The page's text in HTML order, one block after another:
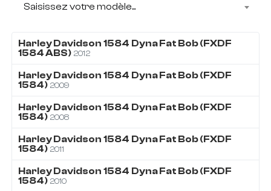
Saisissez votre modèle...
Harley Davidson 1584 Dyna Fat Bob (FXDF
1584 ABS) 2012
Harley Davidson 1584 Dyna Fat Bob (FXDF
1584) 2009
Harley Davidson 1584 Dyna Fat Bob (FXDF
1584) 2008
Harley Davidson 1584 Dyna Fat Bob (FXDF
1584) 2011
Harley Davidson 1584 Dyna Fat Bob (FXDF
1584) 2010